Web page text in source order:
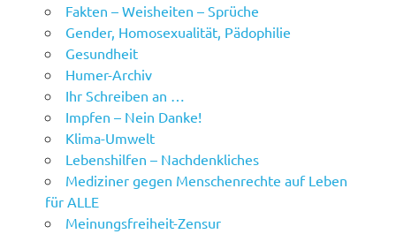
Fakten – Weisheiten – Sprüche
Gender, Homosexualität, Pädophilie
Gesundheit
Humer-Archiv
Ihr Schreiben an …
Impfen – Nein Danke!
Klima-Umwelt
Lebenshilfen – Nachdenkliches
Mediziner gegen Menschenrechte auf Leben
für ALLE
Meinungsfreiheit-Zensur